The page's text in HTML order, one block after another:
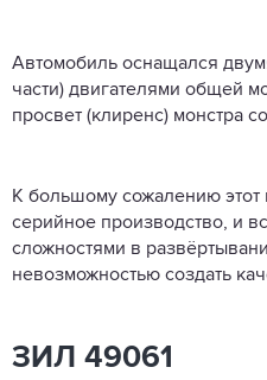
Автомобиль оснащался
части) двигателями общей
просвет (клиренс) монстра
К большому сожалению этот
серийное производство, и
сложностями в
невозможностью создать
ЗИЛ 49061